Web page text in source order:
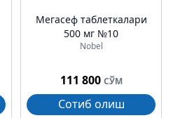
Мегасеф таблеткалари
500 мг №10
Nobel
111 800 СЎМ
Сотиб олиш